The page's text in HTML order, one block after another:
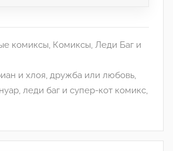
комиксы, Комиксы, Леди Баг и
и хлоя, дружба или любовь,
, леди баг и супер-кот комикс,